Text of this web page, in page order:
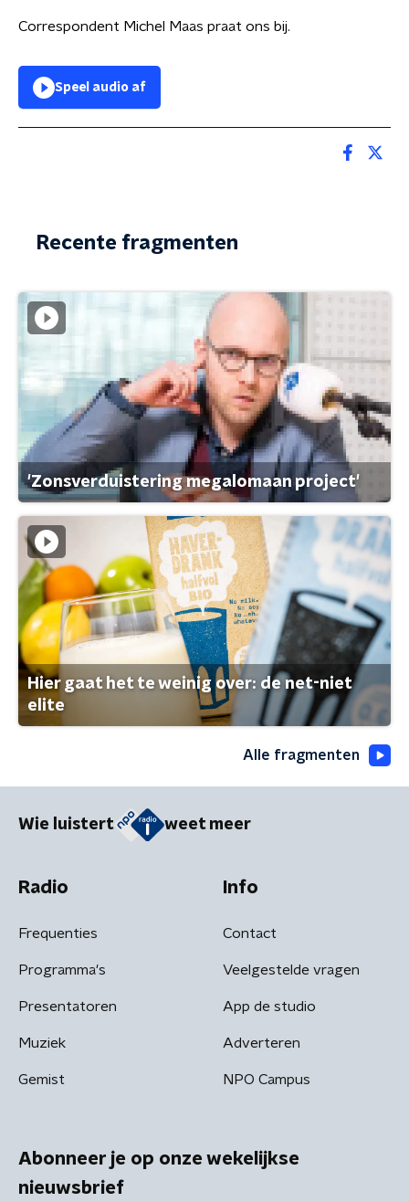
Correspondent Michel Maas praat ons bij.
Speel audio af
Recente fragmenten
'Zonsverduistering megalomaan project'
Hier gaat het te weinig over: de net-niet
elite
Alle fragmenten
Wie luistert weet meer
Radio
Frequenties
Programma's
Presentatoren
Muziek
Gemist
Info
Contact
Veelgestelde vragen
App de studio
Adverteren
NPO Campus
Abonneer je op onze wekelijkse
nieuwsbrief